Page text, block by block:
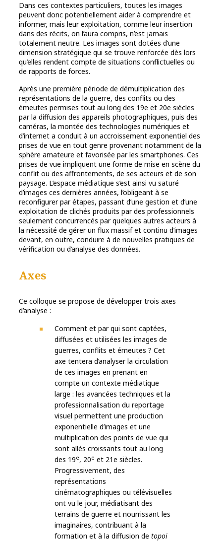
Dans ces contextes particuliers, toutes les images
peuvent donc potentiellement aider à comprendre et
informer, mais leur exploitation, comme leur insertion
dans des récits, on l’aura compris, n’est jamais
totalement neutre. Les images sont dotées d’une
dimension stratégique qui se trouve renforcée dès lors
qu’elles rendent compte de situations conflictuelles ou
de rapports de forces.
Après une première période de démultiplication des
représentations de la guerre, des conflits ou des
émeutes permises tout au long des 19e et 20e siècles
par la diffusion des appareils photographiques, puis des
caméras, la montée des technologies numériques et
d’internet a conduit à un accroissement exponentiel des
prises de vue en tout genre provenant notamment de la
sphère amateure et favorisée par les smartphones. Ces
prises de vue impliquent une forme de mise en scène du
conflit ou des affrontements, de ses acteurs et de son
paysage. L’espace médiatique s’est ainsi vu saturé
d’images ces dernières années, l’obligeant à se
reconfigurer par étapes, passant d’une gestion et d’une
exploitation de clichés produits par des professionnels
seulement concurrencés par quelques autres acteurs à
la nécessité de gérer un flux massif et continu d’images
devant, en outre, conduire à de nouvelles pratiques de
vérification ou d’analyse des données.
Axes
Ce colloque se propose de développer trois axes
d’analyse :
Comment et par qui sont captées,
diffusées et utilisées les images de
guerres, conflits et émeutes ? Cet
axe tentera d’analyser la circulation
de ces images en prenant en
compte un contexte médiatique
large : les avancées techniques et la
professionnalisation du reportage
visuel permettent une production
exponentielle d’images et une
multiplication des points de vue qui
sont allés croissants tout au long
des 19e, 20e et 21e siècles.
Progressivement, des
représentations
cinématographiques ou télévisuelles
ont vu le jour, médiatisant des
terrains de guerre et nourrissant les
imaginaires, contribuant à la
formation et à la diffusion de topoï